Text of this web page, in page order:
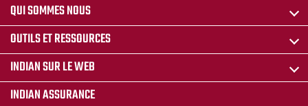
QUI SOMMES NOUS
OUTILS ET RESSOURCES
INDIAN SUR LE WEB
INDIAN ASSURANCE